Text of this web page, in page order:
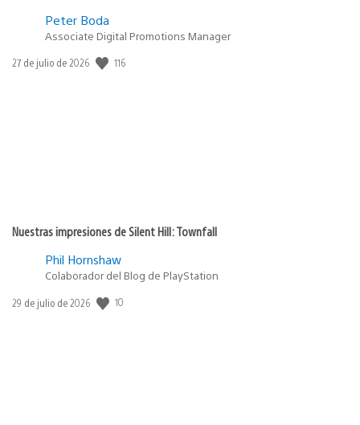
Peter Boda
Associate Digital Promotions Manager
Fecha
27 de julio de 2026 116
Nuestras impresiones de Silent Hill: Townfall
Phil Hornshaw
Colaborador del Blog de PlayStation
Fecha
29 de julio de 2026 10